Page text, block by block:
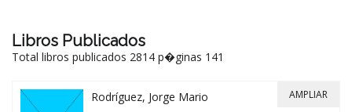
Libros Publicados
Total libros publicados 2814 p�ginas 141
Rodríguez, Jorge Mario AMPLIAR